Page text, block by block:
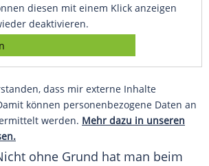
diesen mit einem Klick anzeigen
deaktivieren.
dass mir externe Inhalte
können personenbezogene Daten an
werden. Mehr dazu in unseren
ohne Grund hat man beim